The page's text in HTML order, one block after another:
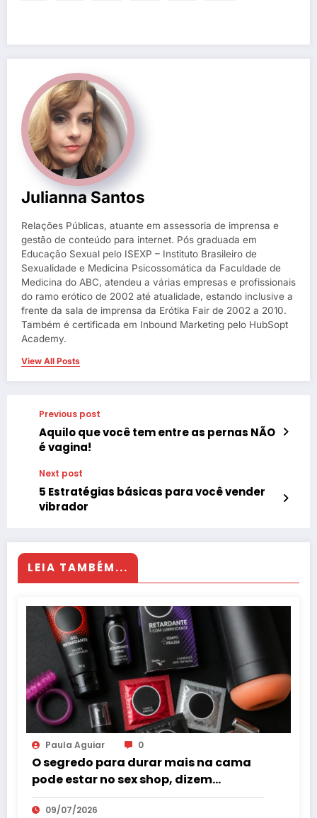
Julianna Santos
Relações Públicas, atuante em assessoria de imprensa e
gestão de conteúdo para internet. Pós graduada em
Educação Sexual pelo ISEXP – Instituto Brasileiro de
Sexualidade e Medicina Psicossomática da Faculdade de
Medicina do ABC, atendeu a várias empresas e profissionais
do ramo erótico de 2002 até atualidade, estando inclusive a
frente da sala de imprensa da Erótika Fair de 2002 a 2010.
Também é certificada em Inbound Marketing pelo HubSopt
Academy.
View All Posts
Previous post
Aquilo que você tem entre as pernas NÃO
é vagina!
Next post
5 Estratégias básicas para você vender
vibrador
LEIA TAMBÉM...
Paula Aguiar 0
O segredo para durar mais na cama
pode estar no sex shop, dizem
especialistas em saúde sexual
09/07/2026